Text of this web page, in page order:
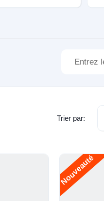
Trier par:
Nouveauté